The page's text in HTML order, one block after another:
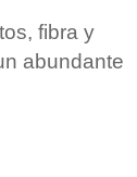
fibra y
abundante